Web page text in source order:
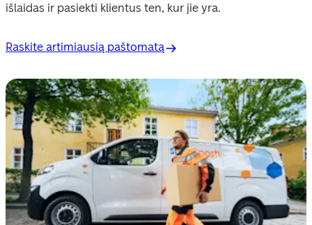
išlaidas ir pasiekti klientus ten, kur jie yra.
Raskite artimiausią paštomatą